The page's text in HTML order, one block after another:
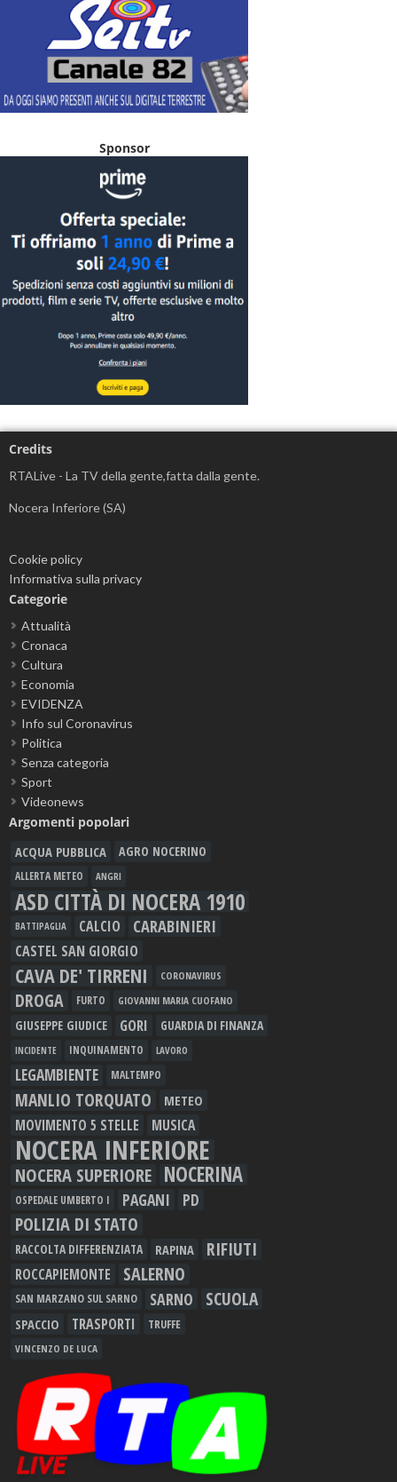
Sponsor
Credits
RTALive - La TV della gente,fatta dalla gente.
Nocera Inferiore (SA)
Cookie policy
Informativa sulla privacy
Categorie
Attualità
Cronaca
Cultura
Economia
EVIDENZA
Info sul Coronavirus
Politica
Senza categoria
Sport
Videonews
Argomenti popolari
ACQUA PUBBLICA AGRO NOCERINO
ALLERTA METEO ANGRI
ASD CITTÀ DI NOCERA 1910
BATTIPAGLIA CALCIO CARABINIERI
CASTEL SAN GIORGIO
CAVA DE' TIRRENI CORONAVIRUS
DROGA FURTO GIOVANNI MARIA CUOFANO
GIUSEPPE GIUDICE GORI GUARDIA DI FINANZA
INCIDENTE INQUINAMENTO LAVORO
LEGAMBIENTE MALTEMPO
MANLIO TORQUATO METEO
MOVIMENTO 5 STELLE MUSICA
NOCERA INFERIORE
NOCERA SUPERIORE NOCERINA
OSPEDALE UMBERTO I PAGANI PD
POLIZIA DI STATO
RACCOLTA DIFFERENZIATA RAPINA RIFIUTI
ROCCAPIEMONTE SALERNO
SAN MARZANO SUL SARNO SARNO SCUOLA
SPACCIO TRASPORTI TRUFFE
VINCENZO DE LUCA